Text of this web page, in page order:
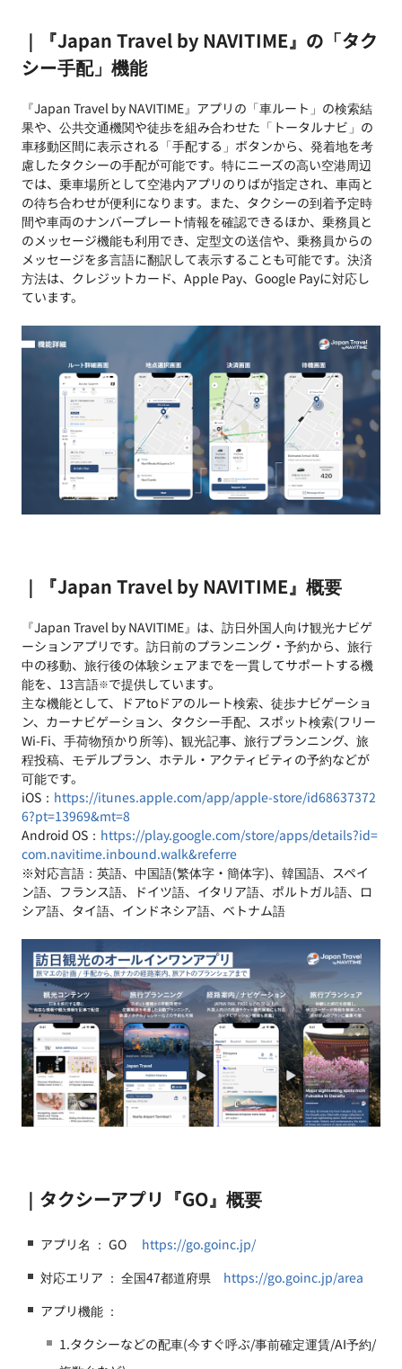
｜『Japan Travel by NAVITIME』の「タク
シー手配」機能
『Japan Travel by NAVITIME』アプリの「車ルート」の検索結
果や、公共交通機関や徒歩を組み合わせた「トータルナビ」の
車移動区間に表示される「手配する」ボタンから、発着地を考
慮したタクシーの手配が可能です。特にニーズの高い空港周辺
では、乗車場所として空港内アプリのりばが指定され、車両と
の待ち合わせが便利になります。また、タクシーの到着予定時
間や車両のナンバープレート情報を確認できるほか、乗務員と
のメッセージ機能も利用でき、定型文の送信や、乗務員からの
メッセージを多言語に翻訳して表示することも可能です。決済
方法は、クレジットカード、Apple Pay、Google Payに対応し
ています。
｜『Japan Travel by NAVITIME』概要
『Japan Travel by NAVITIME』は、訪日外国人向け観光ナビゲ
ーションアプリです。訪日前のプランニング・予約から、旅行
中の移動、旅行後の体験シェアまでを一貫してサポートする機
能を、13言語※で提供しています。
主な機能として、ドアtoドアのルート検索、徒歩ナビゲーショ
ン、カーナビゲーション、タクシー手配、スポット検索(フリー
Wi-Fi、手荷物預かり所等)、観光記事、旅行プランニング、旅
程投稿、モデルプラン、ホテル・アクティビティの予約などが
可能です。
iOS： https://itunes.apple.com/app/apple-store/id68637372
6?pt=13969&mt=8
Android OS： https://play.google.com/store/apps/details?id=
com.navitime.inbound.walk&referre
※対応言語：英語、中国語(繁体字・簡体字)、韓国語、スペイ
ン語、フランス語、ドイツ語、イタリア語、ポルトガル語、ロ
シア語、タイ語、インドネシア語、ベトナム語
｜タクシーアプリ『GO』概要
アプリ名 ： GO https://go.goinc.jp/
対応エリア ： 全国47都道府県 https://go.goinc.jp/area
アプリ機能 ：
1.タクシーなどの配車(今すぐ呼ぶ/事前確定運賃/AI予約/